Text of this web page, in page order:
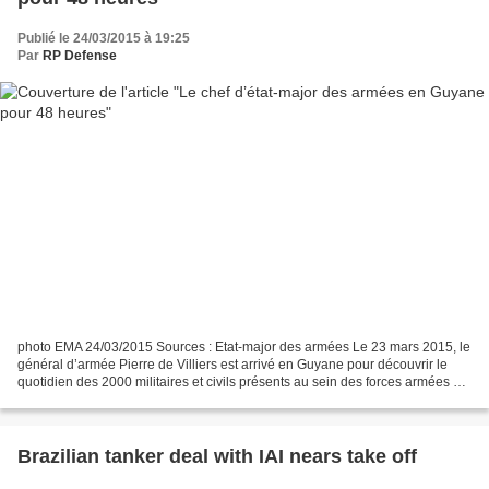
Publié le 24/03/2015 à 19:25
Par RP Defense
photo EMA 24/03/2015 Sources : Etat-major des armées Le 23 mars 2015, le
général d’armée Pierre de Villiers est arrivé en Guyane pour découvrir le
quotidien des 2000 militaires et civils présents au sein des forces armées en
Brazilian tanker deal with IAI nears take off